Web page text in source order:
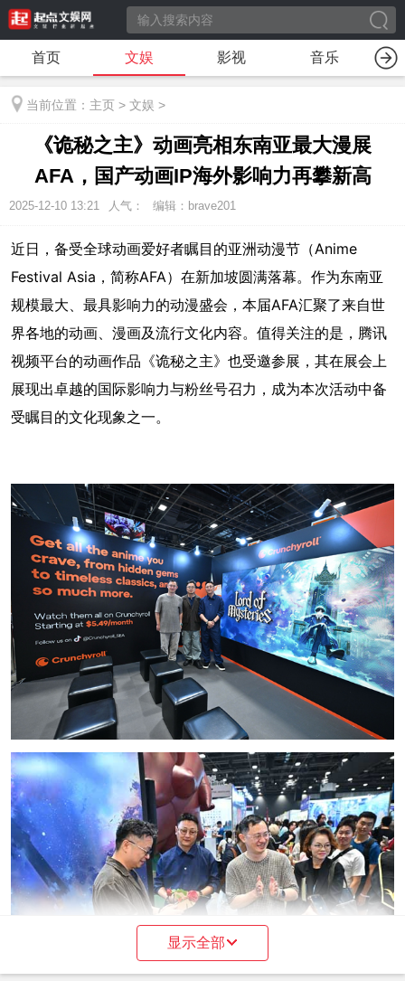
首页 文娱 影视 音乐
当前位置： 主页 > 文娱 >
《诡秘之主》动画亮相东南亚最大漫展
AFA，国产动画IP海外影响力再攀新高
2025-12-10 13:21 人气： 编辑：brave201
近日，备受全球动画爱好者瞩目的亚洲动漫节（Anime
Festival Asia，简称AFA）在新加坡圆满落幕。作为东南亚
规模最大、最具影响力的动漫盛会，本届AFA汇聚了来自世
界各地的动画、漫画及流行文化内容。值得关注的是，腾讯
视频平台的动画作品《诡秘之主》也受邀参展，其在展会上
展现出卓越的国际影响力与粉丝号召力，成为本次活动中备
受瞩目的文化现象之一。
显示全部